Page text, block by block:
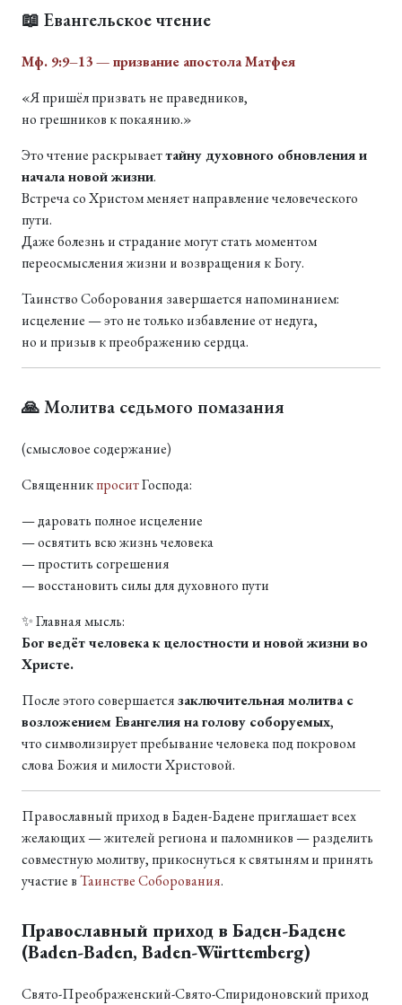
📖 Евангельское чтение
Мф. 9:9–13 — призвание апостола Матфея
«Я пришёл призвать не праведников,
но грешников к покаянию.»
Это чтение раскрываеттайну духовного обновления и
начала новой жизни.
Встреча со Христом меняет направление человеческого
пути.
Даже болезнь и страдание могут стать моментом
переосмысления жизни и возвращения к Богу.
Таинство Соборования завершается напоминанием:
исцеление — это не только избавление от недуга,
но и призыв к преображению сердца.
🙏 Молитва седьмого помазания
(смысловое содержание)
СвященникпроситГоспода:
— даровать полное исцеление
— освятить всю жизнь человека
— простить согрешения
— восстановить силы для духовного пути
✨ Главная мысль:
Бог ведёт человека к целостности и новой жизни во
Христе.
После этого совершаетсязаключительная молитва с
возложением Евангелия на голову соборуемых,
что символизирует пребывание человека под покровом
слова Божия и милости Христовой.
Православный приход в Баден-Бадене приглашает всех
желающих — жителей региона и паломников — разделить
совместную молитву, прикоснуться к святыням и принять
участие вТаинстве Соборования.
Православный приход в Баден-Бадене
(Baden-Baden, Baden-Württemberg)
Свято-Преображенский-Свято-Спиридоновский приход